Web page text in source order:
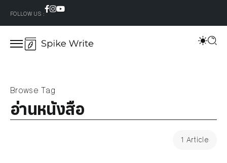
FOLLOW US :
Browse Tag
อ่านหนังสือ
1 Article